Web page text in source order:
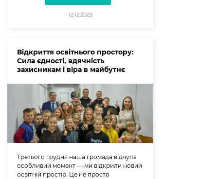
12.12.2025
Відкриття освітнього простору:
Сила єдності, вдячність
захисникам і віра в майбутнє
Третього грудня наша громада відчула
особливий момент — ми відкрили новий
освітній простір. Це не просто